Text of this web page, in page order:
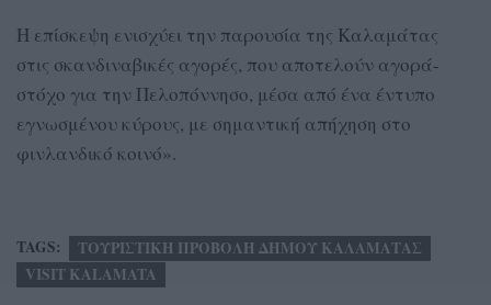
Η επίσκεψη ενισχύει την παρουσία της Καλαμάτας
στις σκανδιναβικές αγορές, που αποτελούν αγορά-
στόχο για την Πελοπόννησο, μέσα από ένα έντυπο
εγνωσμένου κύρους, με σημαντική απήχηση στο
φινλανδικό κοινό».
TAGS:
ΤΟΥΡΙΣΤΙΚΗ ΠΡΟΒΟΛΗ ΔΗΜΟΥ ΚΑΛΑΜΑΤΑΣ
VISIT KALAMATA